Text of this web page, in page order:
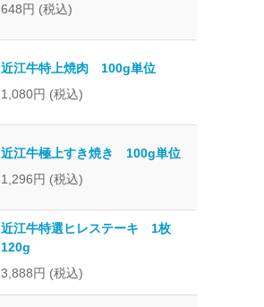
648円 (税込)
近江牛特上焼肉 100g単位
1,080円 (税込)
近江牛極上すき焼き 100g単位
1,296円 (税込)
近江牛特選ヒレステーキ 1枚
120g
3,888円 (税込)